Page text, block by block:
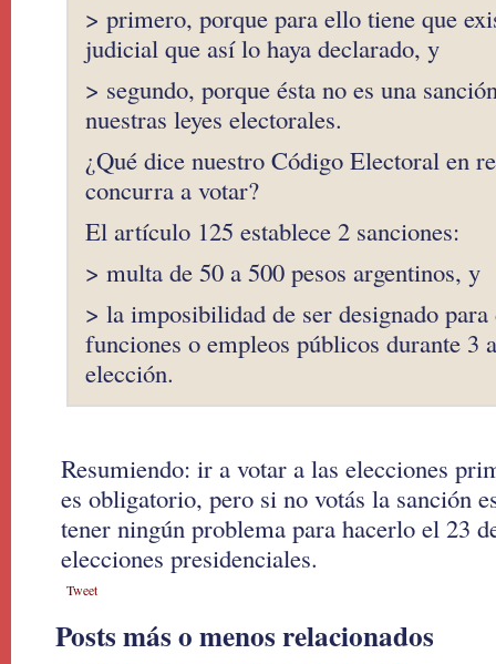
> primero, porque para ello tiene que
judicial que así lo haya declarado, y
> segundo, porque ésta no es una
nuestras leyes electorales.
¿Qué dice nuestro Código Electoral en
concurra a votar?
El artículo 125 establece 2 sanciones:
> multa de 50 a 500 pesos argentinos, y
> la imposibilidad de ser designado para
funciones o empleos públicos durante 3
elección.
Resumiendo: ir a votar a las elecciones
es obligatorio, pero si no votás la sanción
tener ningún problema para hacerlo el 23
elecciones presidenciales.
Tweet
Posts más o menos relacionados